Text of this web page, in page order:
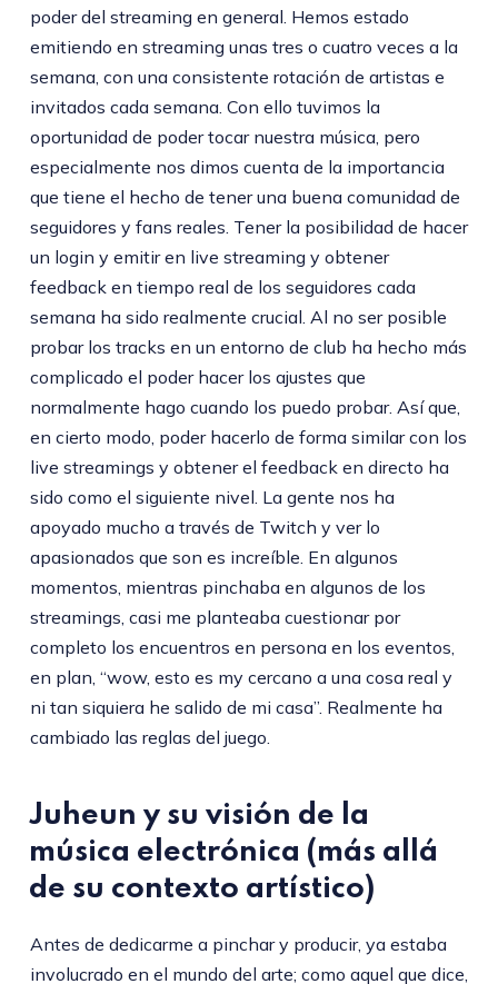
poder del streaming en general. Hemos estado
emitiendo en streaming unas tres o cuatro veces a la
semana, con una consistente rotación de artistas e
invitados cada semana. Con ello tuvimos la
oportunidad de poder tocar nuestra música, pero
especialmente nos dimos cuenta de la importancia
que tiene el hecho de tener una buena comunidad de
seguidores y fans reales. Tener la posibilidad de hacer
un login y emitir en live streaming y obtener
feedback en tiempo real de los seguidores cada
semana ha sido realmente crucial. Al no ser posible
probar los tracks en un entorno de club ha hecho más
complicado el poder hacer los ajustes que
normalmente hago cuando los puedo probar. Así que,
en cierto modo, poder hacerlo de forma similar con los
live streamings y obtener el feedback en directo ha
sido como el siguiente nivel. La gente nos ha
apoyado mucho a través de Twitch y ver lo
apasionados que son es increíble. En algunos
momentos, mientras pinchaba en algunos de los
streamings, casi me planteaba cuestionar por
completo los encuentros en persona en los eventos,
en plan, “wow, esto es my cercano a una cosa real y
ni tan siquiera he salido de mi casa”. Realmente ha
cambiado las reglas del juego.
Juheun y su visión de la
música electrónica (más allá
de su contexto artístico)
Antes de dedicarme a pinchar y producir, ya estaba
involucrado en el mundo del arte; como aquel que dice,